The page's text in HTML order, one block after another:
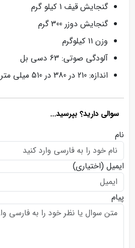
گنجایش قیف 1 کیلو گرم
گنجایش دوزر 300 گرم
وزن 11 کیلوگرم
آلودگی صوتی: 63 دسی بل
اندازه: 210 در 380 در 510 میلی متر
سوالی دارید؟ بپرسید...
نام
ایمیل (اختیاری)
پیام